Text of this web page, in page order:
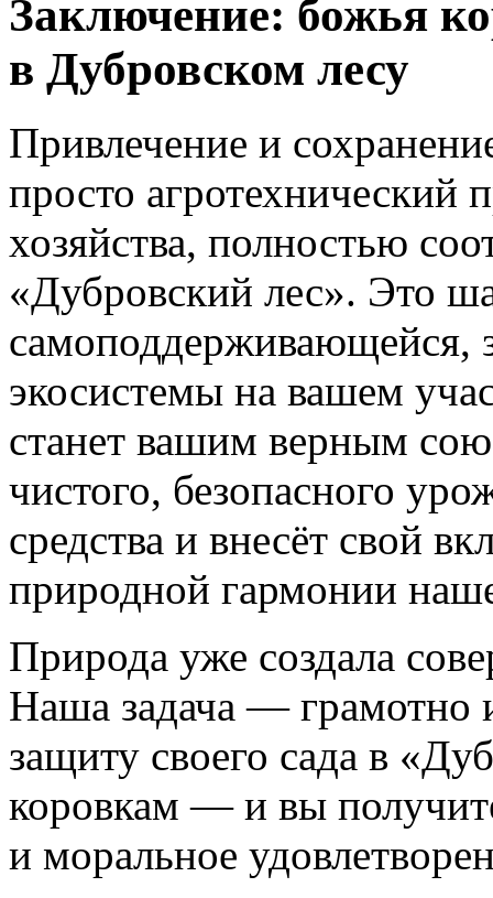
Заключение: божья
в Дубровском лесу
Привлечение и
просто агротехнический
хозяйства, полностью
«Дубровский лес». Это
самоподдерживающейся,
экосистемы на вашем
станет вашим верным
чистого, безопасного
средства и внесёт свой
природной гармонии
Природа уже создала
Наша задача — грамотно
защиту своего сада в
коровкам — и вы
и моральное